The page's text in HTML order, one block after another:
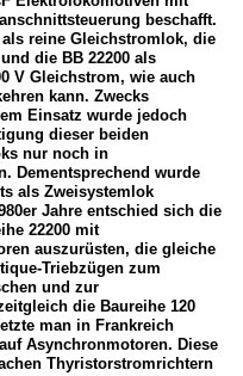
beschafft.
als reine Gleichstromlok, die
die BB 22200 als
V Gleichstrom, wie auch
kann. Zwecks
Einsatz wurde jedoch
dieser beiden
nur noch in
Dementsprechend wurde
als Zweisystemlok
Jahre entschied sich die
22200 mit
auszurüsten, die gleiche
Triebzügen zum
und zur
die Baureihe 120
man in Frankreich
Asynchronmotoren. Diese
Thyristorstromrichtern